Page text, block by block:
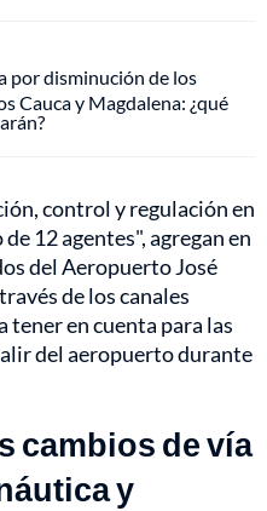
por disminución de los
Cauca y Magdalena: ¿qué
control y regulación en
12 agentes", agregan en
del Aeropuerto José
de los canales
tener en cuenta para las
del aeropuerto durante
cambios de vía
y